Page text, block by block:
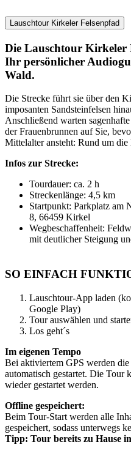
Lauschtour Kirkeler Felsenpfad
Die Lauschtour Kirkeler
Ihr persönlicher
Wald.
Die Strecke führt sie über den
imposanten Sandsteinfelsen
Anschließend warten
der Frauenbrunnen auf Sie,
Mittelalter ansteht: Rund um
Infos zur Strecke:
Tourdauer: ca. 2 h
Streckenlänge: 4,5 km
Startpunkt: Parkplatz am
8, 66459 Kirkel
Wegbeschaffenheit:
mit deutlicher Steigung
SO EINFACH
Lauschtour-App laden
Google Play)
Tour auswählen und
Los geht´s
Im eigenen Tempo
Bei aktiviertem GPS werden
automatisch gestartet. Die Tour
wieder gestartet werden.
Offline gespeichert:
Beim Tour-Start werden alle
gespeichert, sodass unterwegs
Tipp: Tour bereits zu Hause